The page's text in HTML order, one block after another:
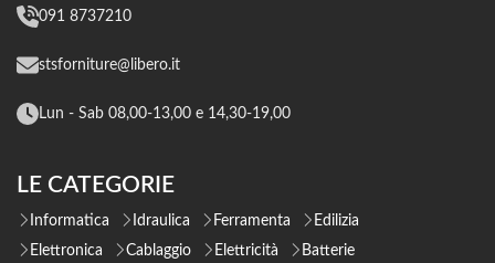
091 8737210
stsforniture@libero.it
Lun - Sab 08,00-13,00 e 14,30-19,00
LE CATEGORIE
Informatica Idraulica Ferramenta
Edilizia
Elettronica
Cablaggio Elettricità
Batterie